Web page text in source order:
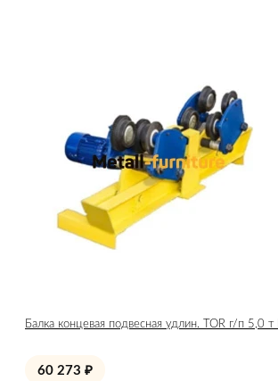
Балка концевая подвесная удлин. TOR г/п 5,0
60 273 ₽